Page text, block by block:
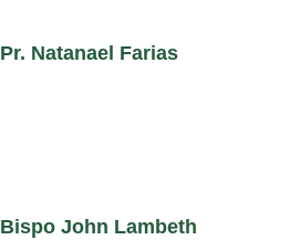
Pr. Natanael Farias
Bispo John Lambeth